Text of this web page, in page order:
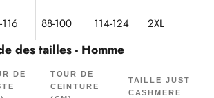
88-100 114-124 2XL
des tailles - Homme
DE
TOUR DE
CEINTURE
TAILLE JUST
CASHMERE